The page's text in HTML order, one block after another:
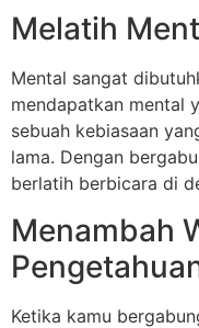
Melatih
Mental sangat
mendapatkan mental
sebuah kebiasaan
lama. Dengan
berlatih berbicara di
Menambah
Ketika kamu